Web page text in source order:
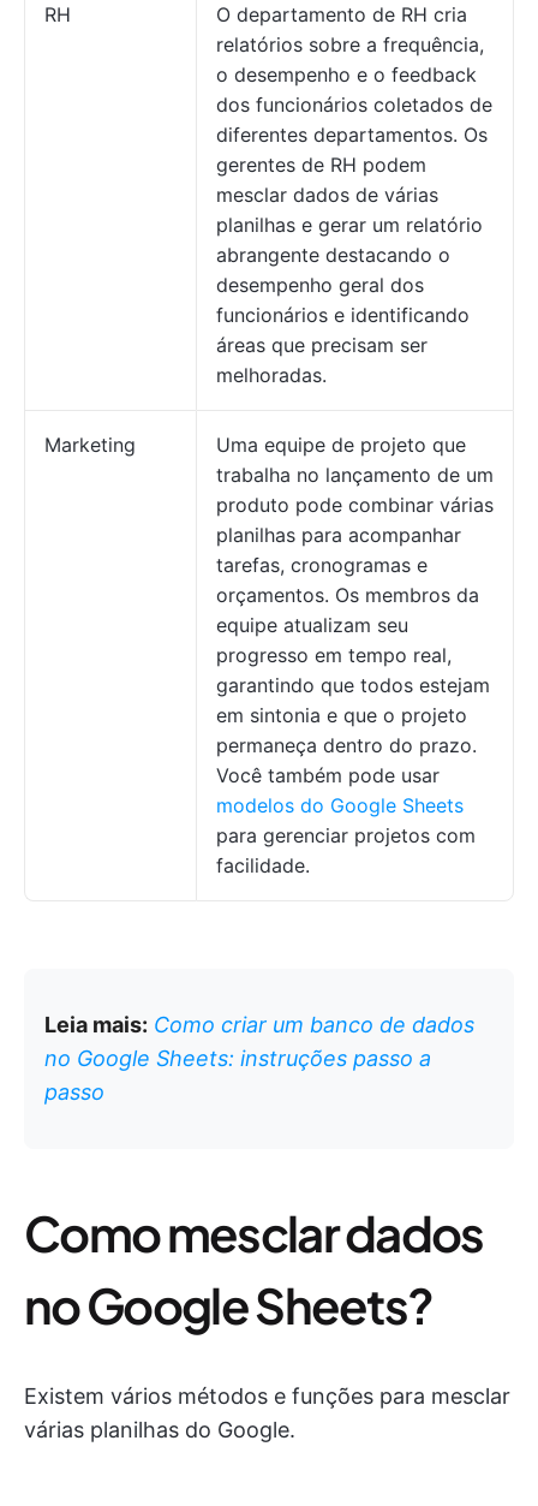
RH
O departamento de RH cria
relatórios sobre a frequência,
o desempenho e o feedback
dos funcionários coletados de
diferentes departamentos. Os
gerentes de RH podem
mesclar dados de várias
planilhas e gerar um relatório
abrangente destacando o
desempenho geral dos
funcionários e identificando
áreas que precisam ser
melhoradas.
Marketing
Uma equipe de projeto que
trabalha no lançamento de um
produto pode combinar várias
planilhas para acompanhar
tarefas, cronogramas e
orçamentos. Os membros da
equipe atualizam seu
progresso em tempo real,
garantindo que todos estejam
em sintonia e que o projeto
permaneça dentro do prazo.
Você também pode usar
modelos do Google Sheets
para gerenciar projetos com
facilidade.
Leia mais: Como criar um banco de dados
no Google Sheets: instruções passo a
passo
Como mesclar dados
no Google Sheets?
Existem vários métodos e funções para mesclar
várias planilhas do Google.